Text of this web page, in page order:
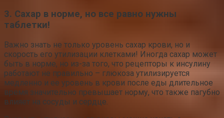
3. Сахар в норме, но все равно нужны
таблетки!
Важно знать не только уровень сахар крови, но и
скорость его утилизации клетками! Иногда сахар может
быть в норме, но из-за того, что рецепторы к инсулину
работают не правильно – глюкоза утилизируется
медленно и ее уровень в крови после еды длительное
время значительно превышает норму, что также пагубно
влияет на сосуды и сердце.